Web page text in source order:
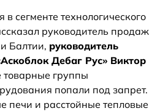
сегменте технологического
руководитель продаж
Балтии, руководитель
Дебаг Рус» Виктор
товарные группы
попали под запрет.
печи и расстойные тепловые